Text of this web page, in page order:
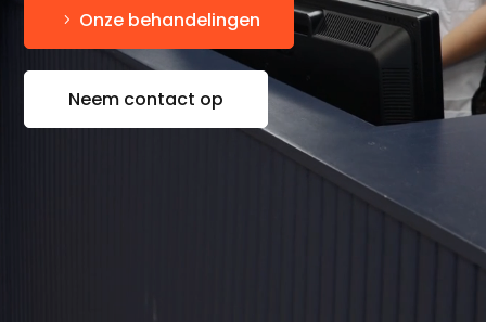
Onze behandelingen
Neem contact op